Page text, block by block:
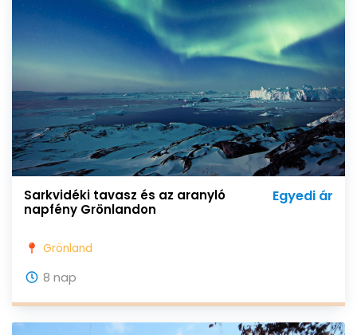
Sarkvidéki tavasz és az aranyló
napfény Grönlandon
Egyedi ár
Grönland
8 nap